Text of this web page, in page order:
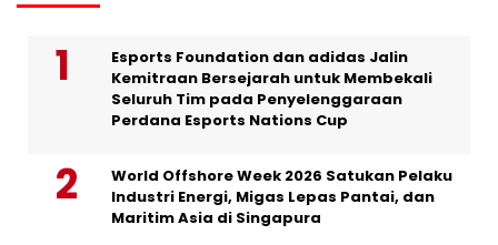
Esports Foundation dan adidas Jalin
Kemitraan Bersejarah untuk Membekali
Seluruh Tim pada Penyelenggaraan
Perdana Esports Nations Cup
World Offshore Week 2026 Satukan Pelaku
Industri Energi, Migas Lepas Pantai, dan
Maritim Asia di Singapura